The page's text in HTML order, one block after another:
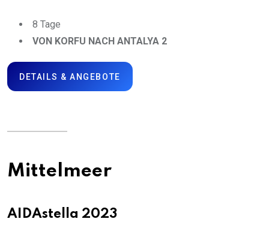
8 Tage
VON KORFU NACH ANTALYA 2
DETAILS & ANGEBOTE
Mittelmeer
AIDAstella 2023